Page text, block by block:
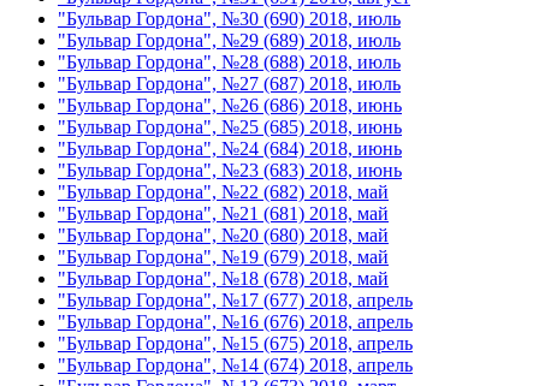
"Бульвар Гордона", №30 (690) 2018, июль
"Бульвар Гордона", №29 (689) 2018, июль
"Бульвар Гордона", №28 (688) 2018, июль
"Бульвар Гордона", №27 (687) 2018, июль
"Бульвар Гордона", №26 (686) 2018, июнь
"Бульвар Гордона", №25 (685) 2018, июнь
"Бульвар Гордона", №24 (684) 2018, июнь
"Бульвар Гордона", №23 (683) 2018, июнь
"Бульвар Гордона", №22 (682) 2018, май
"Бульвар Гордона", №21 (681) 2018, май
"Бульвар Гордона", №20 (680) 2018, май
"Бульвар Гордона", №19 (679) 2018, май
"Бульвар Гордона", №18 (678) 2018, май
"Бульвар Гордона", №17 (677) 2018, апрель
"Бульвар Гордона", №16 (676) 2018, апрель
"Бульвар Гордона", №15 (675) 2018, апрель
"Бульвар Гордона", №14 (674) 2018, апрель